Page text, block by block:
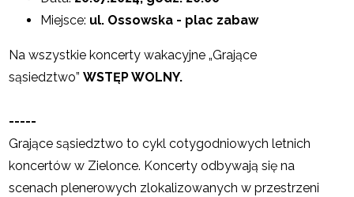
Miejsce: ul. Ossowska - plac zabaw
Na wszystkie koncerty wakacyjne „Grające
sąsiedztwo” WSTĘP WOLNY.
-----
Grające sąsiedztwo to cykl cotygodniowych letnich
koncertów w Zielonce. Koncerty odbywają się na
scenach plenerowych zlokalizowanych w przestrzeni